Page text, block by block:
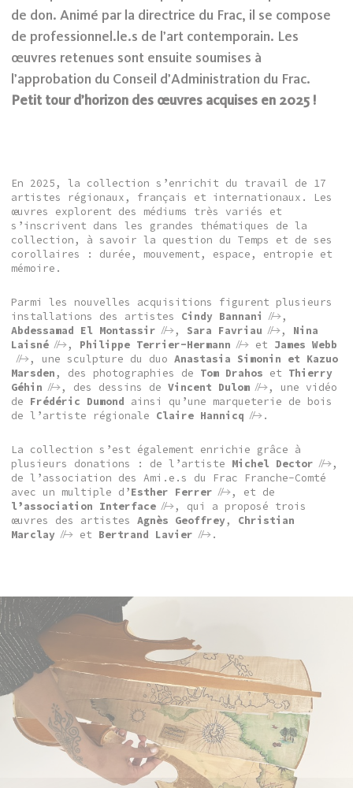
de don. Animé par la directrice du Frac, il se compose
de professionnel.le.s de l’art contemporain. Les
œuvres retenues sont ensuite soumises à
l’approbation du Conseil d’Administration du Frac.
Petit tour d’horizon des œuvres acquises en 2025 !
En 2025, la collection s’enrichit du travail de 17
artistes régionaux, français et internationaux. Les
œuvres explorent des médiums très variés et
s’inscrivent dans les grandes thématiques de la
collection, à savoir la question du Temps et de ses
corollaires : durée, mouvement, espace, entropie et
mémoire.
Parmi les nouvelles acquisitions figurent plusieurs
installations des artistes Cindy Bannani
,
Abdessamad El Montassir
, Sara Favriau , Nina
Laisné
, Philippe Terrier-Hermann et James Webb
, une sculpture du duoAnastasia Simonin et Kazuo
Marsden , des photographies de Tom Drahos et Thierry
Géhin
, des dessins deVincent Dulom
, une vidéo
de Frédéric Dumond ainsi qu’une marqueterie de bois
de l’artiste régionale Claire Hannicq .
La collection s’est également enrichie grâce à
plusieurs donations : de l’artiste Michel Dector
,
de l’association des Ami.e.s du Frac Franche-Comté
avec un multiple d’Esther Ferrer
, et de
l’association Interface
, qui a proposé trois
œuvres des artistesAgnès Geoffrey, Christian
Marclay
et Bertrand Lavier .